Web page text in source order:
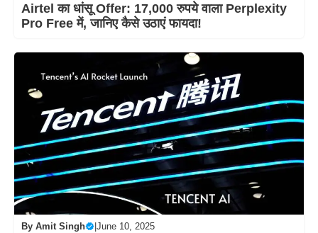
Airtel का धांसू Offer: 17,000 रुपये वाला Perplexity
Pro Free में, जानिए कैसे उठाएं फायदा!
By Amit Singh June 10, 2025